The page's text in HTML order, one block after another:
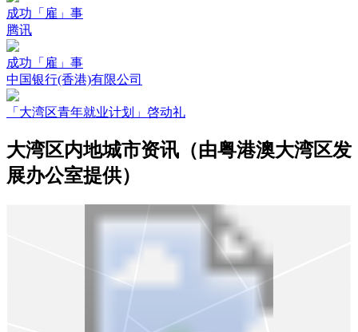
成功「雇」事
腾讯
成功「雇」事
中国银行(香港)有限公司
「大湾区青年就业计划」啓动礼
大湾区内地城市资讯（由粤港澳大湾区发
展办公室提供）